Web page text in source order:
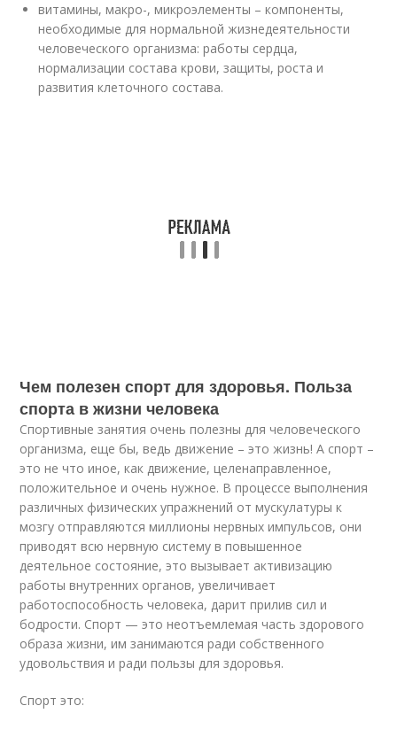
витамины, макро-, микроэлементы – компоненты,
необходимые для нормальной жизнедеятельности
человеческого организма: работы сердца,
нормализации состава крови, защиты, роста и
развития клеточного состава.
Чем полезен спорт для здоровья. Польза
спорта в жизни человека
Спортивные занятия очень полезны для человеческого
организма, еще бы, ведь движение – это жизнь! А спорт –
это не что иное, как движение, целенаправленное,
положительное и очень нужное. В процессе выполнения
различных физических упражнений от мускулатуры к
мозгу отправляются миллионы нервных импульсов, они
приводят всю нервную систему в повышенное
деятельное состояние, это вызывает активизацию
работы внутренних органов, увеличивает
работоспособность человека, дарит прилив сил и
бодрости. Спорт — это неотъемлемая часть здорового
образа жизни, им занимаются ради собственного
удовольствия и ради пользы для здоровья.
Спорт это: